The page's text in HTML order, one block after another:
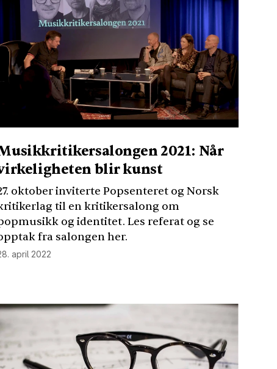
2021: Når
blir kunst
oktober inviterte Popsenteret og Norsk
til en kritikersalong om
og identitet. Les referat og se
fra salongen her.
april 2022